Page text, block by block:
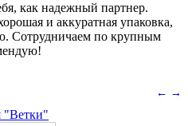
как надежный партнер.
и аккуратная упаковка,
Сотрудничаем по крупным
← →